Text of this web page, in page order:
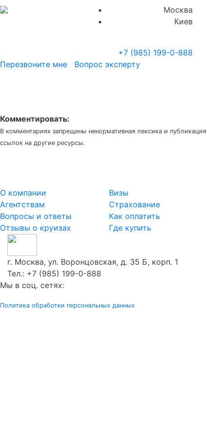
Москва
Киев
+7 (985) 199-0-888
Перезвоните мне
Вопрос эксперту
Комментировать:
В комментариях запрещены ненормативная лексика и публикация
ссылок на другие ресурсы.
О компании
Агентствам
Вопросы и ответы
Отзывы о круизах
Визы
Страхование
Как оплатить
Где купить
г. Москва, ул. Воронцовская, д. 35 Б, корп. 1
Тел.: +7 (985) 199-0-888
Мы в соц. сетях:
Политика обработки персональных данных